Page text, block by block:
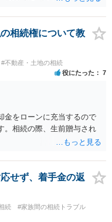
（家族信託・目的信託） 財
人や専門職）に管理させ、
充当 ・残余を友人や慈善団
託帰属になるため、子の関
の組合せ 生活資金は手元
した保険を活用。保険金は
と思われます。 ③負担付死
に財産を渡す」契約。条件
できます。 ④ 寄附予約＋解
金不足時は解除できる条項
相続権について教
#不動産・土地の相続
役にたった 7
金をローンに充当するので
。相続の際、生前贈与され
せず、着手金の返
続
#家族間の相続トラブル